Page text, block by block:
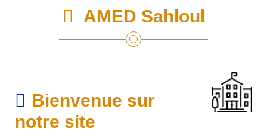
AMED Sahloul
Bienvenue sur
notre site